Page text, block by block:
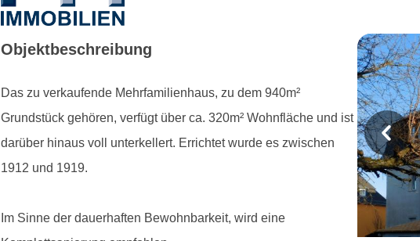
Objektbeschreibung
Das zu verkaufende Mehrfamilienhaus, zu dem 940m²
Grundstück gehören, verfügt über ca. 320m² Wohnfläche und ist
darüber hinaus voll unterkellert. Errichtet wurde es zwischen
1912 und 1919.
Im Sinne der dauerhaften Bewohnbarkeit, wird eine
P
r
e